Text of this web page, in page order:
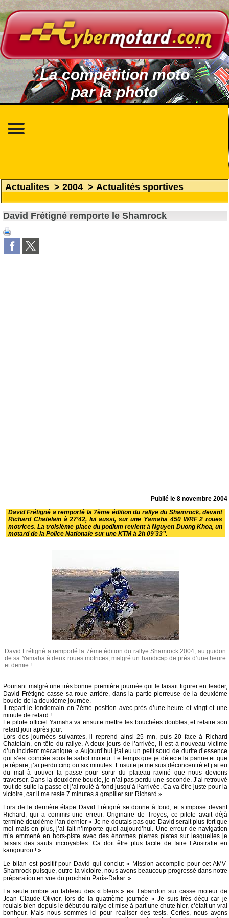
La compétition moto
par la photo
Actualites > 2004 > Actualités sportives
David Frétigné remporte le Shamrock
Publié le8 novembre 2004
David Frétigné a remporté la 7ème édition du rallye du Shamrock, devant
Richard Chatelain à 27’42, lui aussi, sur une Yamaha 450 WRF 2 roues
motrices. La troisième place du podium revient à Nguyen Duong Khoa, un
motard de la Police Nationale sur une KTM à 2h 09’33’’.
David Frétigné a remporté la 7ème édition du rallye Shamrock 2004, au guidon
de sa Yamaha à deux roues motrices, malgré un handicap de près d’une heure
et demie !
Pourtant malgré une très bonne première journée qui le faisait figurer en leader,
David Frétigné casse sa roue arrière, dans la partie pierreuse de la deuxième
boucle de la deuxième journée.
Il repart le lendemain en 7ème position avec près d’une heure et vingt et une
minute de retard !
Le pilote officiel Yamaha va ensuite mettre les bouchées doubles, et refaire son
retard jour après jour.
Lors des journées suivantes, il reprend ainsi 25 mn, puis 20 face à Richard
Chatelain, en tête du rallye. A deux jours de l’arrivée, il est à nouveau victime
d’un incident mécanique. « Aujourd’hui j¹ai eu un petit souci de durite d’essence
qui s’est coincée sous le sabot moteur. Le temps que je détecte la panne et que
je répare, j’ai perdu cinq ou six minutes. Ensuite je me suis déconcentré et j’ai eu
du mal à trouver la passe pour sortir du plateau raviné que nous devions
traverser. Dans la deuxième boucle, je n’ai pas perdu une seconde. J’ai retrouvé
tout de suite la passe et j’ai roulé à fond jusqu’à l¹arrivée. Ca va être juste pour la
victoire, car il me reste 7 minutes à grapiller sur Richard »
Lors de le dernière étape David Frétigné se donne à fond, et s’impose devant
Richard, qui a commis une erreur. Originaire de Troyes, ce pilote avait déjà
terminé deuxième l’an dernier « Je ne doutais pas que David serait plus fort que
moi mais en plus, j’ai fait n’importe quoi aujourd’hui. Une erreur de navigation
m’a emmené en hors-piste avec des énormes pierres plates sur lesquelles je
faisais des sauts incroyables. Ca doit être plus facile de faire l’Australie en
kangourou ! ».
Le bilan est positif pour David qui conclut « Mission accomplie pour cet AMV-
Shamrock puisque, outre la victoire, nous avons beaucoup progressé dans notre
préparation en vue du prochain Paris-Dakar. ».
La seule ombre au tableau des « bleus » est l’abandon sur casse moteur de
Jean Claude Olivier, lors de la quatrième journée « Je suis très déçu car je
roulais bien depuis le début du rallye et mise à part une chute hier, c’était un vrai
bonheur. Mais nous sommes ici pour réaliser des tests. Certes, nous avons